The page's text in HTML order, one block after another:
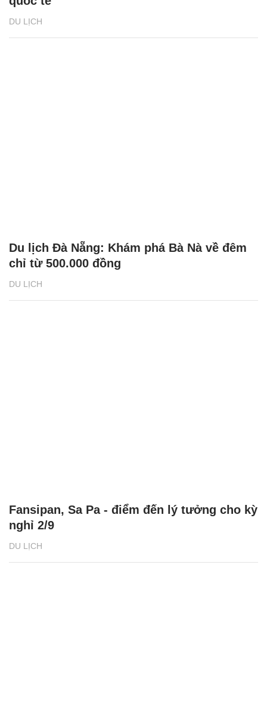
DU LỊCH
DU LỊCH
Du lịch Đà Nẵng: Khám phá Bà Nà về đêm
chỉ từ 500.000 đồng
DU LỊCH
Fansipan, Sa Pa - điểm đến lý tưởng cho kỳ
nghỉ 2/9